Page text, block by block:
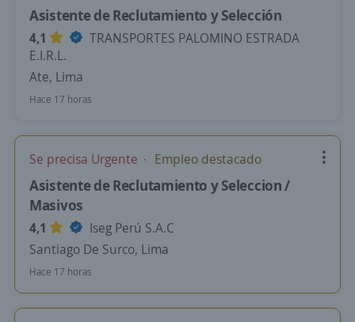
Asistente de Reclutamiento y Selección
4,1
TRANSPORTES PALOMINO ESTRADA
E.I.R.L.
Ate, Lima
Hace 17 horas
Se precisa Urgente Empleo destacado
Asistente de Reclutamiento y Seleccion /
Masivos
4,1
Iseg Perú S.A.C
Santiago De Surco, Lima
Hace 17 horas